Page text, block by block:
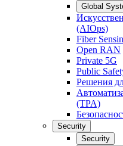
Global
(AIOps)
Fiber
Open RAN
Private 5G
Public
Решения
(TPA)
Security
Security